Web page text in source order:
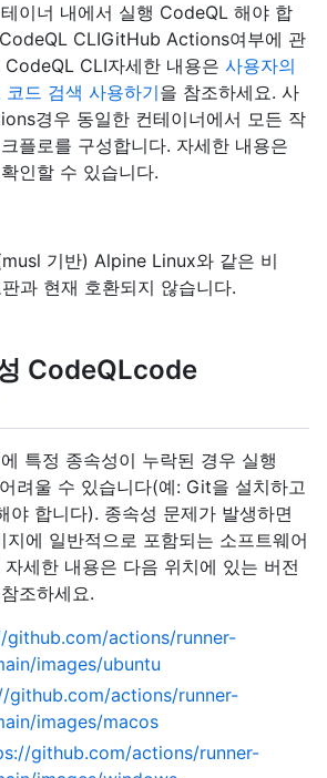
이너 내에서 실행 CodeQL 해야 합
CLIGitHub Actions여부에 관
CLI자세한 내용은 사용자의
드 검색 사용하기을 참조하세요. 사
경우 동일한 컨테이너에서 모든 작
플로를 구성합니다. 자세한 내용은
인할 수 있습니다.
기반) Alpine Linux와 같은 비
과 현재 호환되지 않습니다.
CodeQLcode
특정 종속성이 누락된 경우 실행
려울 수 있습니다(예: Git을 설치하고
야 합니다). 종속성 문제가 발생하면
에 일반적으로 포함되는 소프트웨어
세한 내용은 다음 위치에 있는 버전
조하세요.
github.com/actions/runner-
images/ubuntu
github.com/actions/runner-
images/macos
github.com/actions/runner-